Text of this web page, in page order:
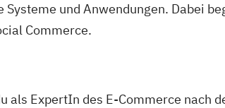
und Anwendungen. Dabei
Commerce.
als ExpertIn des E-Commerce nach